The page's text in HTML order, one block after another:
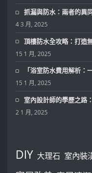
抓漏與防水：兩者的異
4 3 月, 2025
頂樓防水全攻略：打造
15 1 月, 2025
「浴室防水費用解析：
15 1 月, 2025
室內設計師的學歷之路
2 1 月, 2025
DIY 大理石 室內裝